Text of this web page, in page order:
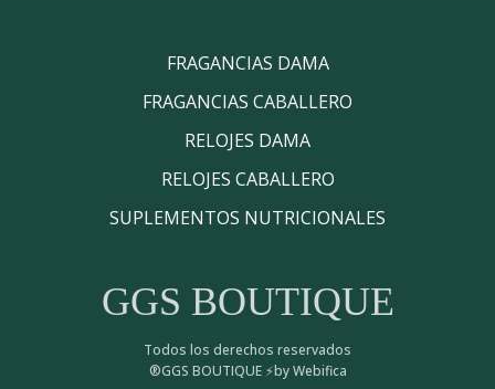
FRAGANCIAS DAMA
FRAGANCIAS CABALLERO
RELOJES DAMA
RELOJES CABALLERO
SUPLEMENTOS NUTRICIONALES
GGS BOUTIQUE
Todos los derechos reservados
®GGS BOUTIQUE ⚡by Webifica